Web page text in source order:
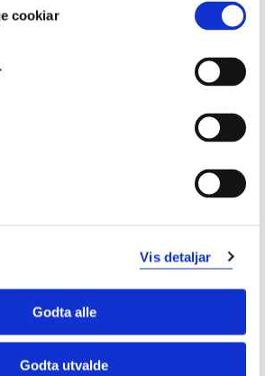
cookiar
Vis detaljar
Godta alle
Godta utvalde
institusjon - leiing og
0 sp
20 sp
kreativitet 1